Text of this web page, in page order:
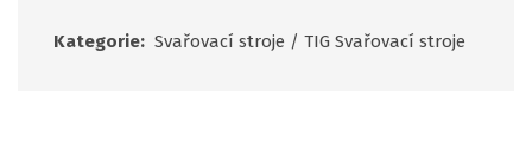
Kategorie: Svařovací stroje / TIG Svařovací stroje